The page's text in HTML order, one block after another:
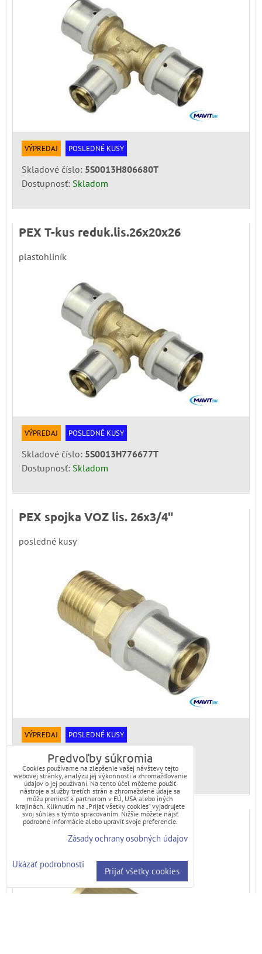
VÝPREDAJ POSLEDNÉ KUSY
Skladové číslo: 5S0013H806680T
Dostupnosť: Skladom
PEX T-kus reduk.lis.26x20x26
plastohliník
VÝPREDAJ POSLEDNÉ KUSY
Skladové číslo: 5S0013H776677T
Dostupnosť: Skladom
PEX spojka VOZ lis. 26x3/4"
posledné kusy
VÝPREDAJ POSLEDNÉ KUSY
Skladové číslo:5S0001H052630T
Dostupnosť:Skladom
PEX spojka VNZ lis.26x3/4"
posledné kusy
Predvoľby súkromia
Cookies používame na zlepšenie vašej návštevy tejto
webovej stránky, analýzu jej výkonnosti a zhromažďovanie
údajov o jej používaní. Na tento účel môžeme použiť
nástroje a služby tretích strán a zhromaždené údaje sa
môžu preniesť k partnerom v EÚ, USA alebo iných
krajinách. Kliknutím na „Prijať všetky cookies“ vyjadrujete
svoj súhlas s týmto spracovaním. Nižšie môžete nájsť
podrobné informácie alebo upraviť svoje preferencie.
Zásady ochrany osobných údajov
Ukázať podrobnosti
Prijať všetky cookies